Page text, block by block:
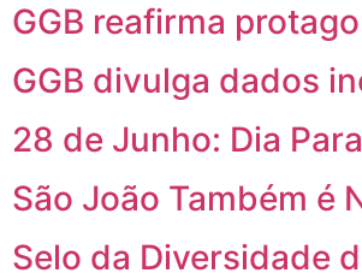
GGB reafirma
GGB divulga dados
28 de Junho: Dia
São João Também é
Selo da Diversidade